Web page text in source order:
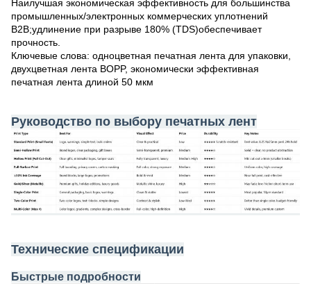
Наилучшая экономическая эффективность для большинства
промышленных/электронных коммерческих уплотнений
B2B;удлинение при разрыве 180% (TDS)обеспечивает
прочность.
Ключевые слова: одноцветная печатная лента для упаковки,
двухцветная лента BOPP, экономически эффективная
печатная лента длиной 50 мкм
Руководство по выбору печатных лент
Технические спецификации
Быстрые подробности